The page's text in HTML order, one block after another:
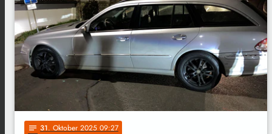
notes 31. Oktober 2025 09:27